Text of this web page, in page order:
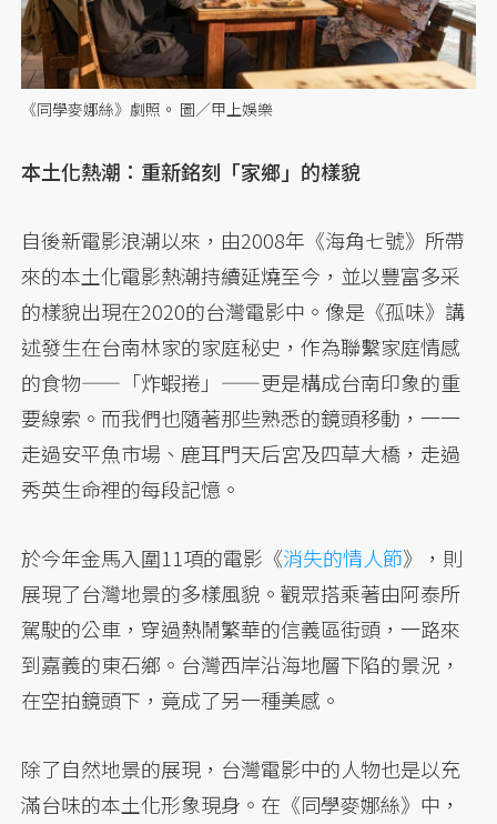
《同學麥娜絲》劇照。 圖／甲上娛樂
本土化熱潮：重新銘刻「家鄉」的樣貌
自後新電影浪潮以來，由2008年《海角七號》所帶
來的本土化電影熱潮持續延燒至今，並以豐富多采
的樣貌出現在2020的台灣電影中。像是《孤味》講
述發生在台南林家的家庭秘史，作為聯繫家庭情感
的食物——「炸蝦捲」——更是構成台南印象的重
要線索。而我們也隨著那些熟悉的鏡頭移動，一一
走過安平魚市場、鹿耳門天后宮及四草大橋，走過
秀英生命裡的每段記憶。
於今年金馬入圍11項的電影《消失的情人節》，則
展現了台灣地景的多樣風貌。觀眾搭乘著由阿泰所
駕駛的公車，穿過熱鬧繁華的信義區街頭，一路來
到嘉義的東石鄉。台灣西岸沿海地層下陷的景況，
在空拍鏡頭下，竟成了另一種美感。
除了自然地景的展現，台灣電影中的人物也是以充
滿台味的本土化形象現身。在《同學麥娜絲》中，